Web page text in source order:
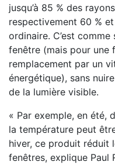
jusqu’à 85 % des
respectivement 60 %
ordinaire. C’est
fenêtre (mais pour une
remplacement par un
énergétique), sans
de la lumière visible.
« Par exemple, en été,
la température peut
hiver, ce produit réduit
fenêtres, explique Paul